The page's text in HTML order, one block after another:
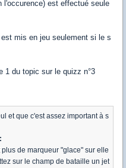
l'occurence) est effectué seule
mis en jeu seulement si le s
1 du topic sur le quizz n°3
et que c'est assez important à s
de marqueur "glace" sur elle
sur le champ de bataille un jet